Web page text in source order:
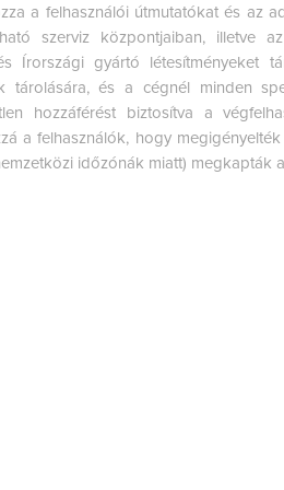
a felhasználói útmutatókat és az
szerviz központjaiban, illetve
Írországi gyártó létesítményeket
tárolására, és a cégnél minden
hozzáférést biztosítva a
a felhasználók, hogy
időzónák miatt) megkapták